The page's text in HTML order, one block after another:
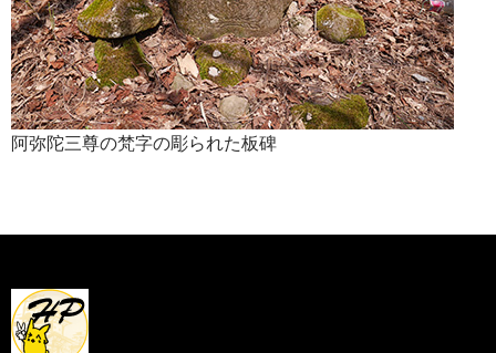
阿弥陀三尊の梵字の彫られた板碑